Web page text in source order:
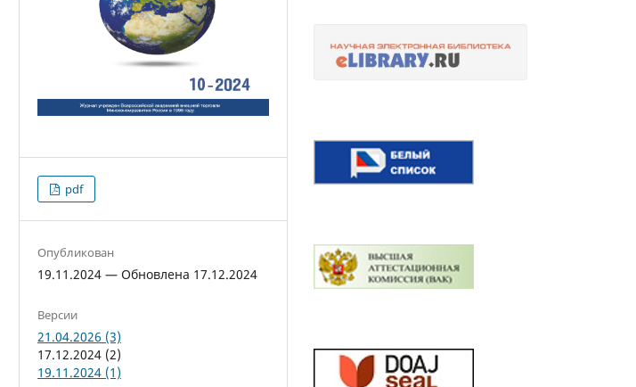
pdf
Опубликован
19.11.2024 — Обновлена 17.12.2024
Версии
21.04.2026 (3)
17.12.2024 (2)
19.11.2024 (1)